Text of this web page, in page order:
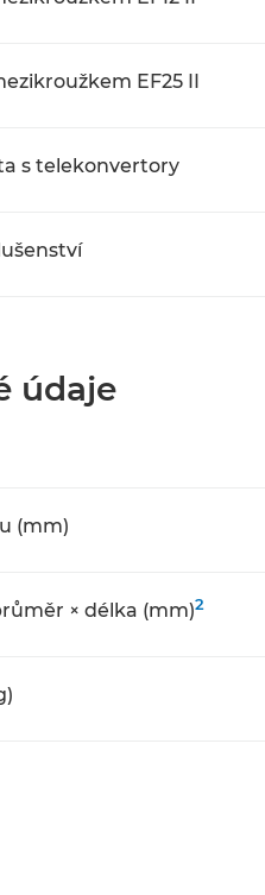
EF25 II
s telekonvertory
údaje
(mm)
× délka (mm)2